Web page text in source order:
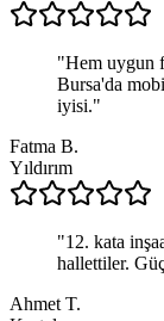
"Hem uygun
Bursa'da
iyisi."
Fatma B.
Yıldırım
"12. kata
hallettiler.
Ahmet T.